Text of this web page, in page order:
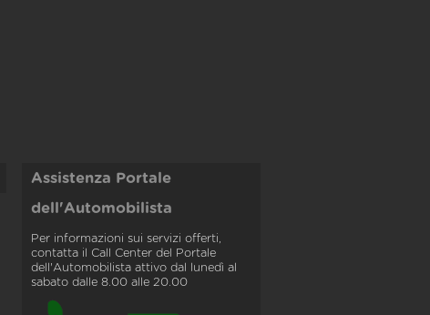
Assistenza Portale
dell'Automobilista
Per informazioni sui servizi offerti,
contatta il Call Center del Portale
dell'Automobilista attivo dal lunedì al
sabato dalle 8.00 alle 20.00